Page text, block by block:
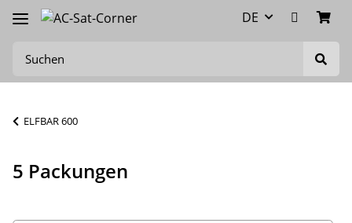
DE
ELFBAR 600
5 Packungen